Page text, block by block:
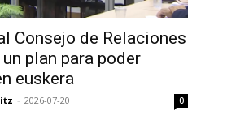
Consejo de Relaciones
plan para poder
euskera
- 2026-07-20 0